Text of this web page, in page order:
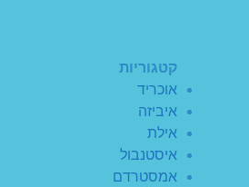
קטגוריות
אוכריד
איביזה
אילת
איסטנבול
אמסטרדם